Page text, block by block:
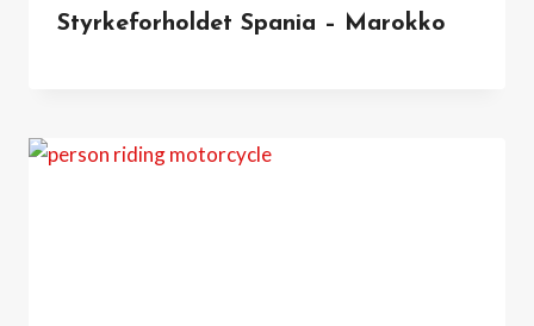
Styrkeforholdet Spania – Marokko